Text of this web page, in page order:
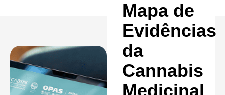
Mapa de
Evidências
da
Cannabis
Medicinal